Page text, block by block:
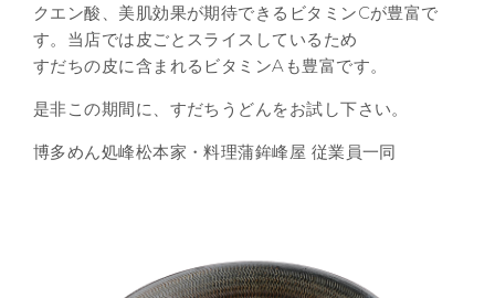
クエン酸、美肌効果が期待できるビタミンCが豊富で
す。当店では皮ごとスライスしているため
すだちの皮に含まれるビタミンAも豊富です。
是非この期間に、すだちうどんをお試し下さい。
博多めん処峰松本家・料理蒲鉾峰屋 従業員一同